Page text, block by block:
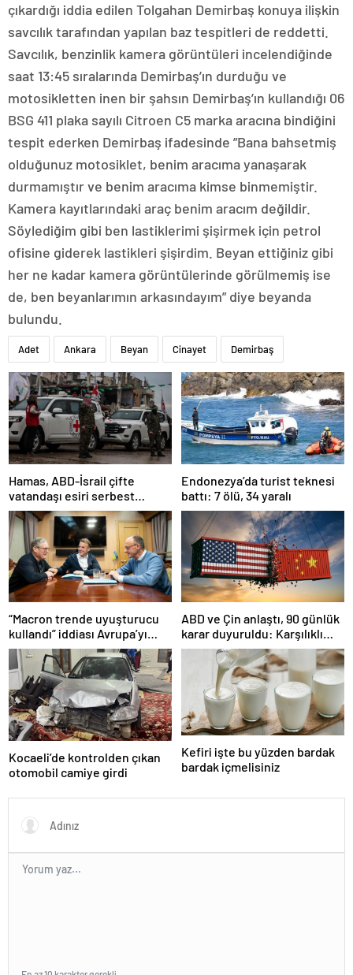
çıkardığı iddia edilen Tolgahan Demirbaş konuya ilişkin
savcılık tarafından yapılan baz tespitleri de reddetti.
Savcılık, benzinlik kamera görüntüleri incelendiğinde
saat 13:45 sıralarında Demirbaş’ın durduğu ve
motosikletten inen bir şahsın Demirbaş’ın kullandığı 06
BSG 411 plaka sayılı Citroen C5 marka aracına bindiğini
tespit ederken Demirbaş ifadesinde ”Bana bahsetmiş
olduğunuz motosiklet, benim aracıma yanaşarak
durmamıştır ve benim aracıma kimse binmemiştir.
Kamera kayıtlarındaki araç benim aracım değildir.
Söylediğim gibi ben lastiklerimi şişirmek için petrol
ofisine giderek lastikleri şişirdim. Beyan ettiğiniz gibi
her ne kadar kamera görüntülerinde görülmemiş ise
de, ben beyanlarımın arkasındayım” diye beyanda
bulundu.
Adet Ankara Beyan Cinayet Demirbaş
Hamas, ABD-İsrail çifte
vatandaşı esiri serbest
bırakacağını duyurdu
Endonezya’da turist teknesi
battı: 7 ölü, 34 yaralı
“Macron trende uyuşturucu
kullandı” iddiası Avrupa’yı
karıştırmıştı: Fransa’dan
“peçeteli” yalanlama geldi!
ABD ve Çin anlaştı, 90 günlük
karar duyuruldu: Karşılıklı
tarife indirimi geldi!
Kocaeli’de kontrolden çıkan
otomobil camiye girdi
Kefiri işte bu yüzden bardak
bardak içmelisiniz